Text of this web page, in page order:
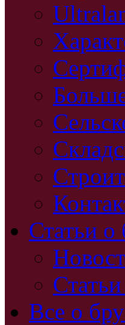
Статьи о
Все о